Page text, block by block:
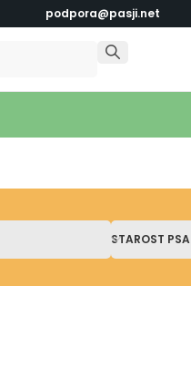
podpora@pasji.net
STAROST PSA